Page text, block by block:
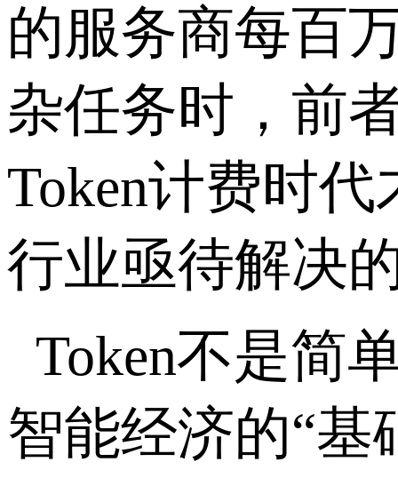
的服务商每百
杂任务时，前
Token计费时代
行业亟待解决
Token不是简
智能经济的“